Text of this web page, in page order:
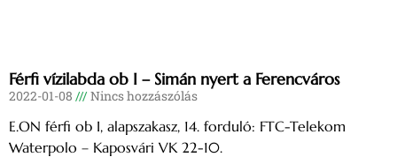
Férfi vízilabda ob I – Simán nyert a Ferencváros
2022-01-08 Nincs hozzászólás
E.ON férfi ob I, alapszakasz, 14. forduló: FTC-Telekom
Waterpolo – Kaposvári VK 22-10.